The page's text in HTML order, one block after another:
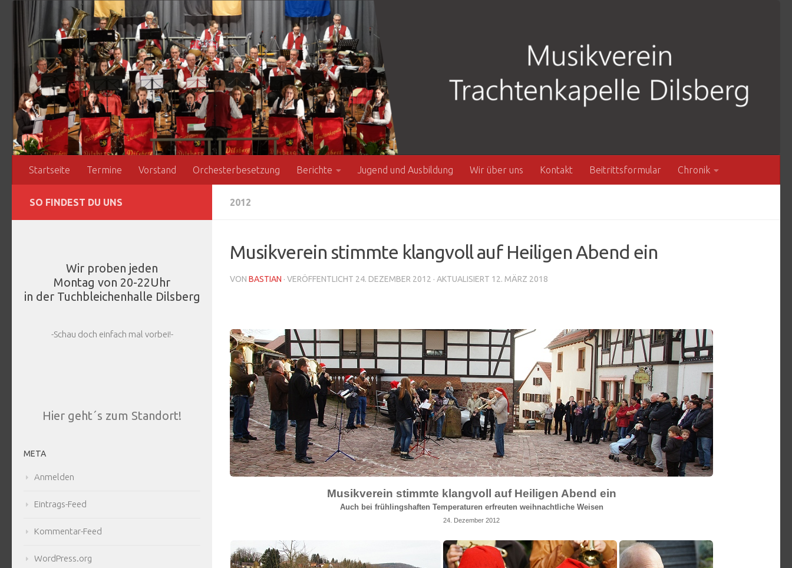
Zum Inhalt springen
Startseite Termine Vorstand Orchesterbesetzung Berichte Jugend und Ausbildung Wir über uns Kontakt Beitrittsformular Chronik
2012
Musikverein stimmte klangvoll auf Heiligen Abend ein
VON BASTIAN · VERÖFFENTLICHT 24. DEZEMBER 2012 · AKTUALISIERT 12. MÄRZ 2018
Musikverein stimmte klangvoll auf Heiligen Abend ein
Auch bei frühlingshaften Temperaturen erfreuten weihnachtliche Weisen
24. Dezember 2012
SO FINDEST DU UNS
Wir proben jeden
Montag von 20-22Uhr
in der Tuchbleichenhalle Dilsberg
-Schau doch einfach mal vorbei!-
Hier geht´s zum Standort!
META
Anmelden
Eintrags-Feed
Kommentar-Feed
WordPress.org